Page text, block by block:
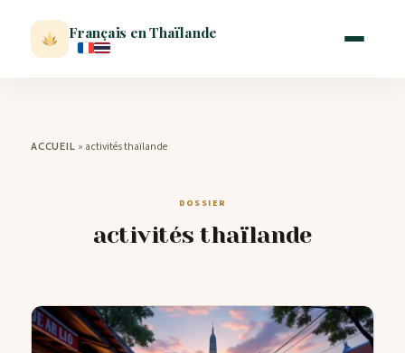
Français en Thaïlande
VISITER
EXPATRIATION
ACCUEIL » activités thaïlande
DOSSIER
activités thaïlande